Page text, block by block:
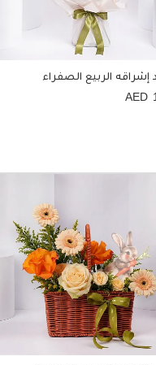
إشراقه الربيع الصفراء